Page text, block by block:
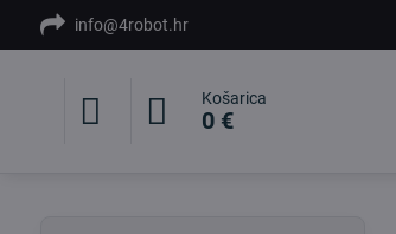
info@4robot.hr
Košarica
0 €